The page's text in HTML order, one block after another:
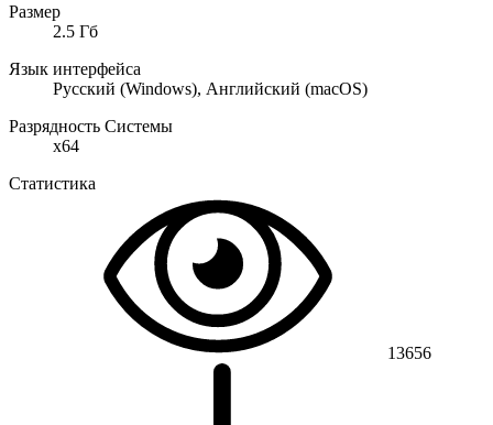
Размер
2.5 Гб
Язык интерфейса
Русский (Windows), Английский (macOS)
Разрядность Системы
x64
Статистика
13656